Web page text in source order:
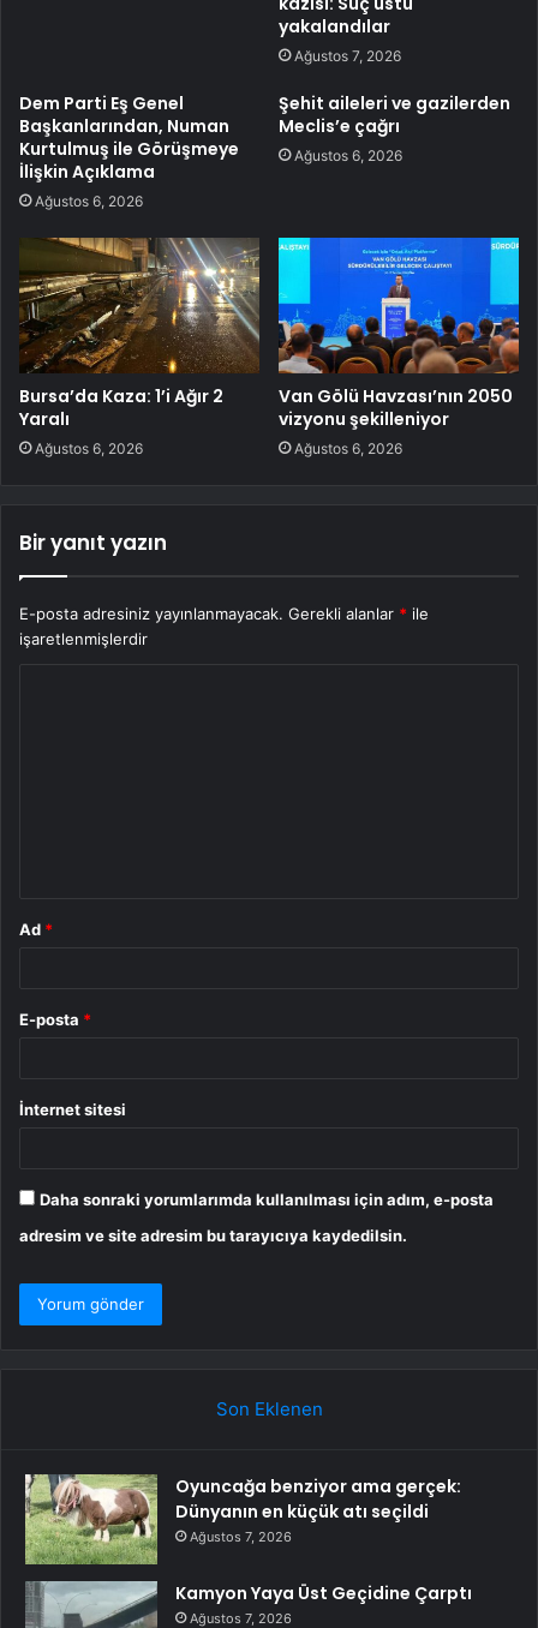
yakalandılar
Ağustos 7, 2026
Dem Parti Eş Genel
Başkanlarından, Numan
Kurtulmuş ile Görüşmeye
İlişkin Açıklama
Ağustos 6, 2026
Şehit aileleri ve gazilerden
Meclis’e çağrı
Ağustos 6, 2026
Bursa’da Kaza: 1’i Ağır 2
Yaralı
Ağustos 6, 2026
Van Gölü Havzası’nın 2050
vizyonu şekilleniyor
Ağustos 6, 2026
Bir yanıt yazın
E-posta adresiniz yayınlanmayacak. Gerekli alanlar * ile
işaretlenmişlerdir
Ad *
E-posta *
İnternet sitesi
Daha sonraki yorumlarımda kullanılması için adım, e-posta
adresim ve site adresim bu tarayıcıya kaydedilsin.
Son Eklenen
Oyuncağa benziyor ama gerçek:
Dünyanın en küçük atı seçildi
Ağustos 7, 2026
Kamyon Yaya Üst Geçidine Çarptı
Ağustos 7, 2026